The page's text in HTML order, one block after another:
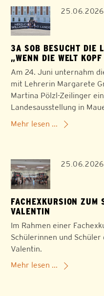
25.06.2026
3A SOB BESUCHT DIE
„WENN DIE WELT
Am 24. Juni unternahm
mit Lehrerin Margarete
Martina Pölzl-Zeilinger
Landesausstellung in
Mehr lesen ...
25.06.2026
FACHEXKURSION ZUM
VALENTIN
Im Rahmen einer
Schülerinnen und Schüler
Valentin.
Mehr lesen ...